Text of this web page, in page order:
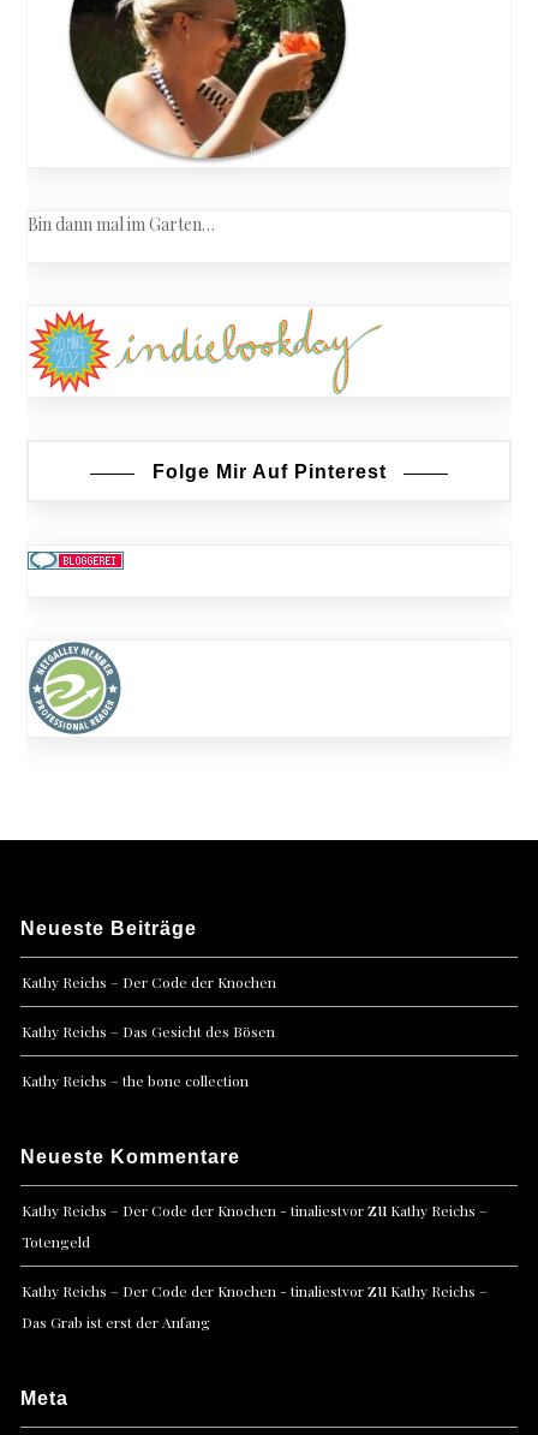
Bin dann mal im Garten…
Folge Mir Auf Pinterest
Neueste Beiträge
Kathy Reichs – Der Code der Knochen
Kathy Reichs – Das Gesicht des Bösen
Kathy Reichs – the bone collection
Neueste Kommentare
Kathy Reichs – Der Code der Knochen - tinaliestvorzu Kathy Reichs –
Totengeld
Kathy Reichs – Der Code der Knochen - tinaliestvorzu Kathy Reichs –
Das Grab ist erst der Anfang
Meta